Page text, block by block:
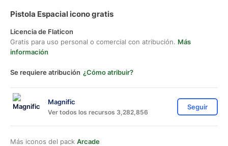
Pistola Espacial icono gratis
Licencia de Flaticon
Gratis para uso personal o comercial con atribución. Más
información
Se requiere atribución ¿Cómo atribuir?
Magnific
Ver todos los recursos 3,282,856
Seguir
Más iconos del pack Arcade